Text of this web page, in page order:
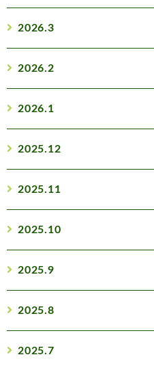
2026.3
2026.2
2026.1
2025.12
2025.11
2025.10
2025.9
2025.8
2025.7